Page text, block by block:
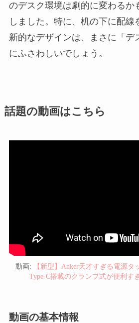
のデスク環境は劇的に変わるか
しました。特に、机の下に配線
新的なデザインは、まさに「デ
にふさわしいでしょう。
話題の動画はこちら
動画:
【新型】Anker天才すぎる電源タ
Type-C搭載のクランプ式が便利す
動画の基本情報